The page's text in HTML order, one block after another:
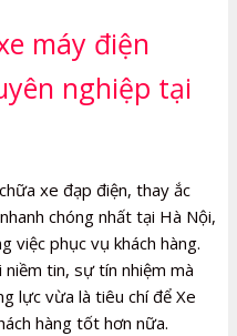
máy điện
nghiệp tại
xe đạp điện, thay ắc
chóng nhất tại Hà Nội,
việc phục vụ khách hàng.
niềm tin, sự tín nhiệm mà
lực vừa là tiêu chí để Xe
hàng tốt hơn nữa.